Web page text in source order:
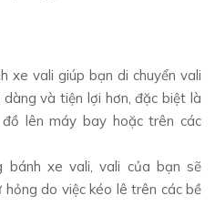
xe vali giúp bạn di chuyển vali
và tiện lợi hơn, đặc biệt là
lên máy bay hoặc trên các
bánh xe vali, vali của bạn sẽ
do việc kéo lê trên các bề